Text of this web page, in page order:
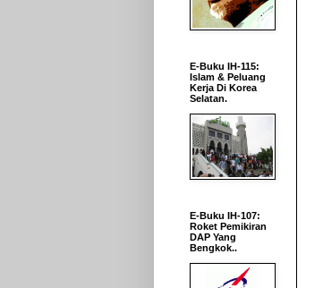
E-Buku IH-115:
Islam & Peluang
Kerja Di Korea
Selatan.
E-Buku IH-107:
Roket Pemikiran
DAP Yang
Bengkok..